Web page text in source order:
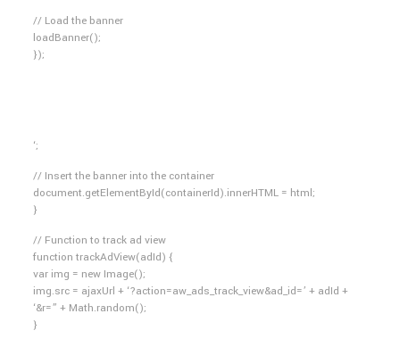
// Load the banner
loadBanner();
});
‘;
// Insert the banner into the container
document.getElementById(containerId).innerHTML = html;
}
// Function to track ad view
function trackAdView(adId) {
var img = new Image();
img.src = ajaxUrl + ‘?action=aw_ads_track_view&ad_id=’ + adId +
‘&r=” + Math.random();
}